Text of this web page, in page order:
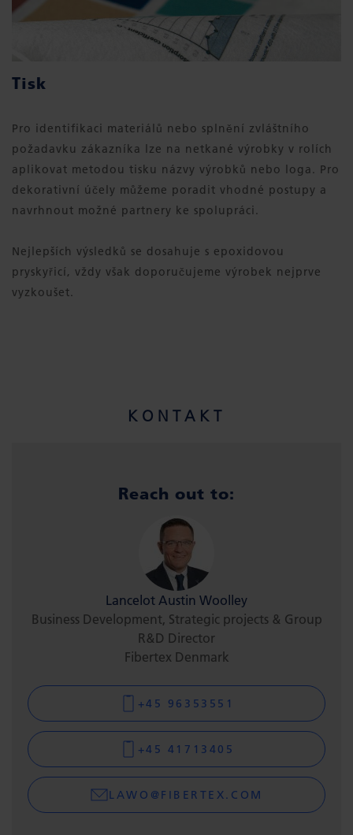
Tisk
Pro identifikaci materiálů nebo splnění zvláštního
požadavku zákazníka lze na netkané výrobky v rolích
aplikovat metodou tisku názvy výrobků nebo loga. Pro
dekorativní účely můžeme poradit vhodné postupy a
navrhnout možné partnery ke spolupráci.
Nejlepších výsledků se dosahuje s epoxidovou
pryskyřicí, vždy však doporučujeme výrobek nejprve
vyzkoušet.
KONTAKT
Reach out to:
Lancelot Austin Woolley
Business Development, Strategic projects & Group
R&D Director
Fibertex Denmark
+45 96353551
+45 41713405
LAWO@FIBERTEX.COM